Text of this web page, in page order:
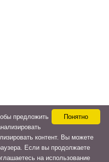
Понятно
предложить
контент. Вы можете
Если вы продолжаете
на использование